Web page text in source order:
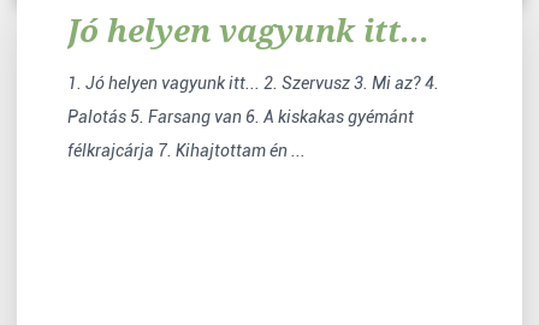
Jó helyen vagyunk itt...
1. Jó helyen vagyunk itt... 2. Szervusz 3. Mi az? 4.
Palotás 5. Farsang van 6. A kiskakas gyémánt
félkrajcárja 7. Kihajtottam én ...